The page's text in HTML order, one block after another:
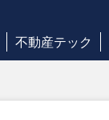
不動産テック